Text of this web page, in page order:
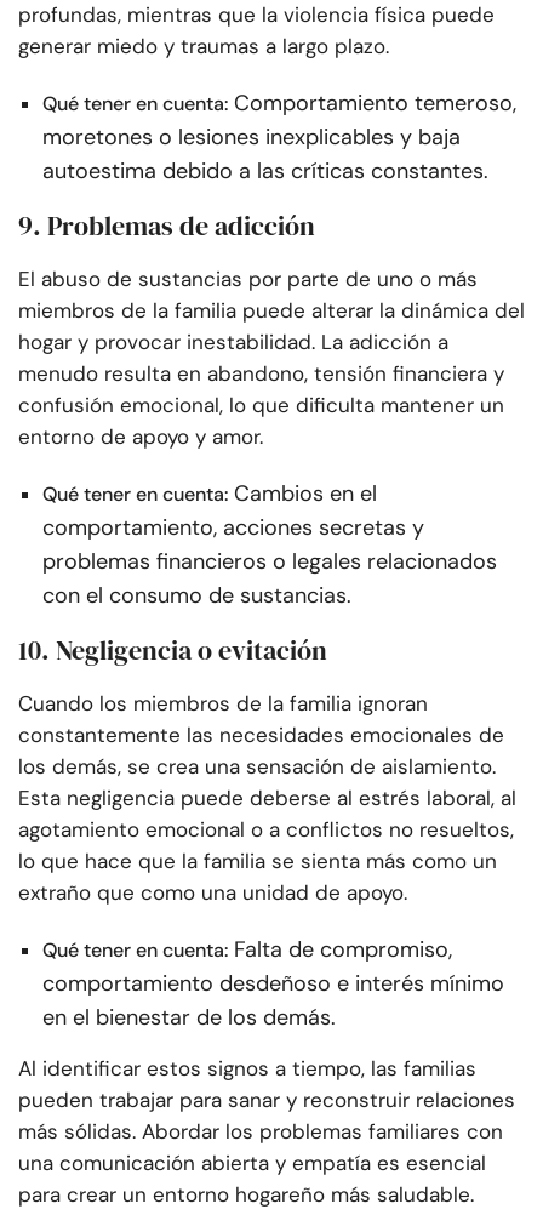
profundas, mientras que la violencia física puede
generar miedo y traumas a largo plazo.
Qué tener en cuenta: Comportamiento temeroso,
moretones o lesiones inexplicables y baja
autoestima debido a las críticas constantes.
9. Problemas de adicción
El abuso de sustancias por parte de uno o más
miembros de la familia puede alterar la dinámica del
hogar y provocar inestabilidad. La adicción a
menudo resulta en abandono, tensión financiera y
confusión emocional, lo que dificulta mantener un
entorno de apoyo y amor.
Qué tener en cuenta: Cambios en el
comportamiento, acciones secretas y
problemas financieros o legales relacionados
con el consumo de sustancias.
10. Negligencia o evitación
Cuando los miembros de la familia ignoran
constantemente las necesidades emocionales de
los demás, se crea una sensación de aislamiento.
Esta negligencia puede deberse al estrés laboral, al
agotamiento emocional o a conflictos no resueltos,
lo que hace que la familia se sienta más como un
extraño que como una unidad de apoyo.
Qué tener en cuenta: Falta de compromiso,
comportamiento desdeñoso e interés mínimo
en el bienestar de los demás.
Al identificar estos signos a tiempo, las familias
pueden trabajar para sanar y reconstruir relaciones
más sólidas. Abordar los problemas familiares con
una comunicación abierta y empatía es esencial
para crear un entorno hogareño más saludable.